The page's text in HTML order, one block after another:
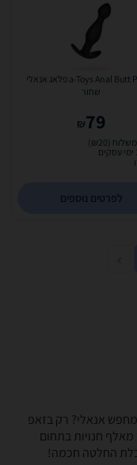
a-Toys Anal Butt Plug S פלאג אנאלי
שחור
79
₪
(₪20)
לפרטים נוספים
-נמצאו 443 מוצרים. מחפש אנאלי? רק בזאפ
חנויות בתחום
החלטה חכמה!